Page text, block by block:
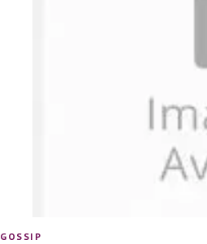
GOSSIP